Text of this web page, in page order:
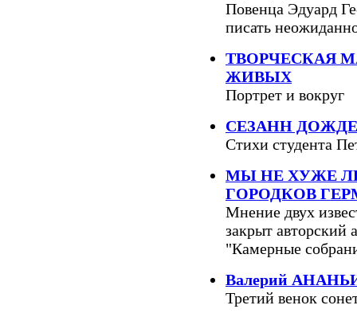
Повенца Эдуард
писать
ТВОРЧЕСКАЯ
ЖИВЫХ
Портрет и вокруг
СЕЗАНН
Стихи студента
МЫ НЕ ХУЖЕ
ГОРОДКОВ
Мнение двух
закрыт авторский
"Камерные
Валерий
Третий венок